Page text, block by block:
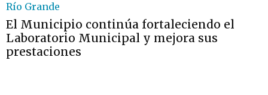
Río Grande
El Municipio continúa fortaleciendo el
Laboratorio Municipal y mejora sus
prestaciones